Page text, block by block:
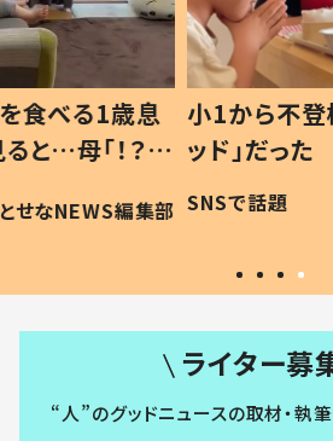
歳息
？」
編集部
小1から不登校、息子
ッド」だった 父が“
作り続ける理由とは #
#令和の子
SNSで話題 ほ・とせ
ライター募
“人”のグッドニュースの取材・執